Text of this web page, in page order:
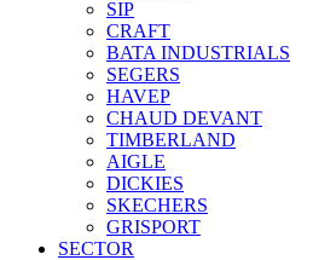
SIP
CRAFT
BATA INDUSTRIALS
SEGERS
HAVEP
CHAUD DEVANT
TIMBERLAND
AIGLE
DICKIES
SKECHERS
GRISPORT
SECTOR